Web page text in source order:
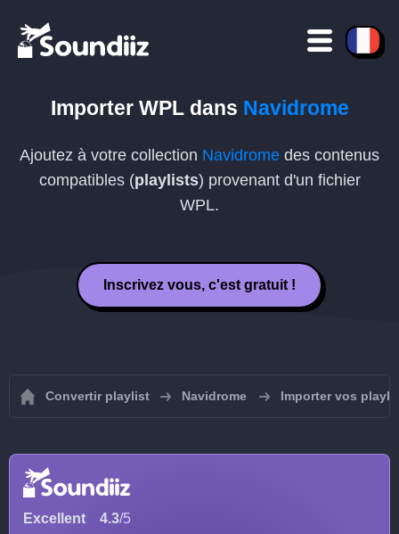
Importer WPLdans Navidrome
Ajoutez à votre collection Navidrome des contenus
compatibles (playlists) provenant d'un fichier
WPL.
Inscrivez vous, c'est gratuit !
Convertir playlist Navidrome Importer vos
Excellent 4.3/5